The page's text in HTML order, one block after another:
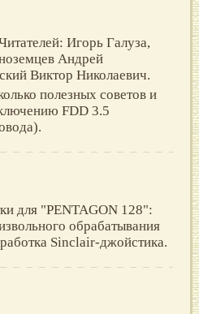
Игорь Галуза,
Андрей
Виктор Николаевич.
полезных советов и
FDD 3.5
для "PENTAGON 128":
обрабатывания
Sinclair-джойстика.